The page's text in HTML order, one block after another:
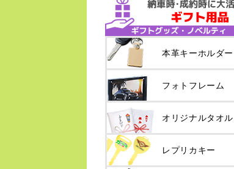
本革キーホルダー
フォトフレーム
オリジナルタオル
レプリカキー